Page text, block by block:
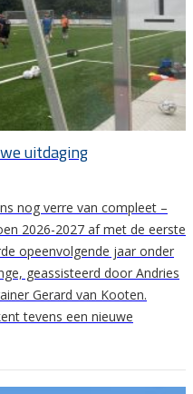
uitdaging
nog verre van compleet –
2026-2027 af met de eerste
opeenvolgende jaar onder
geassisteerd door Andries
Gerard van Kooten.
tevens een nieuwe